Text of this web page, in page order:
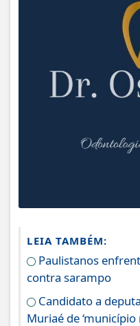
LEIA TAMBÉM:
Paulistanos
contra sarampo
Candidato a
Muriaé de